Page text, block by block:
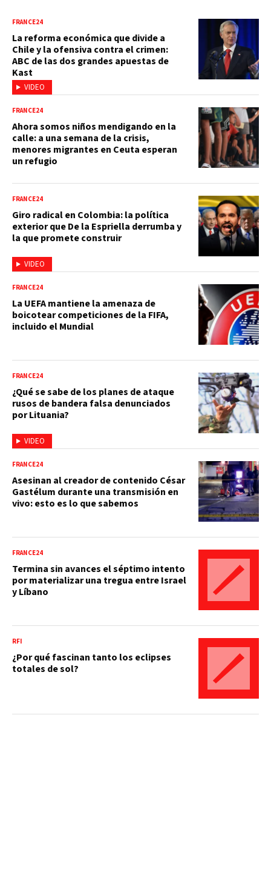
VIDEO
FRANCE24
La reforma económica que divide a
Chile y la ofensiva contra el crimen:
ABC de las dos grandes apuestas de
Kast
FRANCE24
Ahora somos niños mendigando en la
calle: a una semana de la crisis,
menores migrantes en Ceuta esperan
un refugio
VIDEO
FRANCE24
Giro radical en Colombia: la política
exterior que De la Espriella derrumba y
la que promete construir
FRANCE24
La UEFA mantiene la amenaza de
boicotear competiciones de la FIFA,
incluido el Mundial
VIDEO
FRANCE24
¿Qué se sabe de los planes de ataque
rusos de bandera falsa denunciados
por Lituania?
FRANCE24
Asesinan al creador de contenido César
Gastélum durante una transmisión en
vivo: esto es lo que sabemos
FRANCE24
Termina sin avances el séptimo intento
por materializar una tregua entre Israel
y Líbano
RFI
¿Por qué fascinan tanto los eclipses
totales de sol?